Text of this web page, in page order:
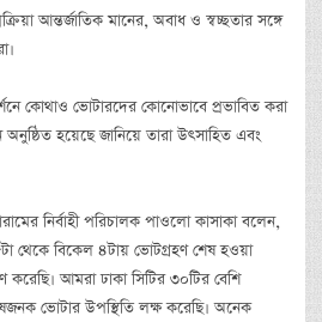
আন্তর্জাতিক মানের, অবাধ ও স্বচ্ছতার সঙ্গে
কোথাও ভোটারদের কোনোভাবে প্রভাবিত করা
অনুষ্ঠিত হয়েছে জানিয়ে তারা উৎসাহিত এবং
নির্বাহী পরিচালক পাওলো কাসাকা বলেন,
থেকে বিকেল ৪টায় ভোটগ্রহণ শেষ হওয়া
করেছি। আমরা ঢাকা সিটির ৩০টির বেশি
ভোটার উপস্থিতি লক্ষ করেছি। অনেক